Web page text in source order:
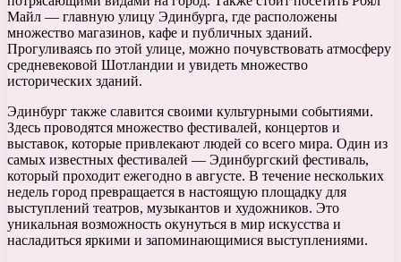
Майл — главную улицу Эдинбурга, где расположены
множество магазинов, кафе и публичных зданий.
Прогуливаясь по этой улице, можно почувствовать атмосферу
средневековой Шотландии и увидеть множество
исторических зданий.
Эдинбург также славится своими культурными событиями.
Здесь проводятся множество фестивалей, концертов и
выставок, которые привлекают людей со всего мира. Один из
самых известных фестивалей — Эдинбургский фестиваль,
который проходит ежегодно в августе. В течение нескольких
недель город превращается в настоящую площадку для
выступлений театров, музыкантов и художников. Это
уникальная возможность окунуться в мир искусства и
насладиться яркими и запоминающимися выступлениями.